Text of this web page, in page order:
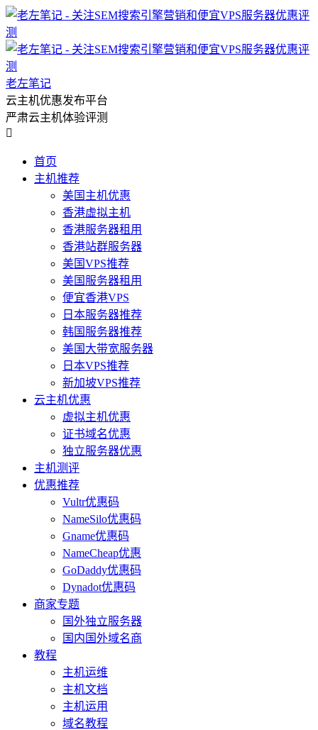
老左笔记
云主机优惠发布平台
严肃云主机体验评测

首页
主机推荐
美国主机优惠
香港虚拟主机
香港服务器租用
香港站群服务器
美国VPS推荐
美国服务器租用
便宜香港VPS
日本服务器推荐
韩国服务器推荐
美国大带宽服务器
日本VPS推荐
新加坡VPS推荐
云主机优惠
虚拟主机优惠
证书域名优惠
独立服务器优惠
主机测评
优惠推荐
Vultr优惠码
NameSilo优惠码
Gname优惠码
NameCheap优惠
GoDaddy优惠码
Dynadot优惠码
商家专题
国外独立服务器
国内国外域名商
教程
主机运维
主机文档
主机运用
域名教程